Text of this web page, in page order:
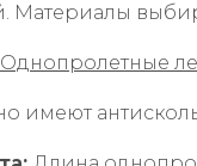
Однопролетные
имеют